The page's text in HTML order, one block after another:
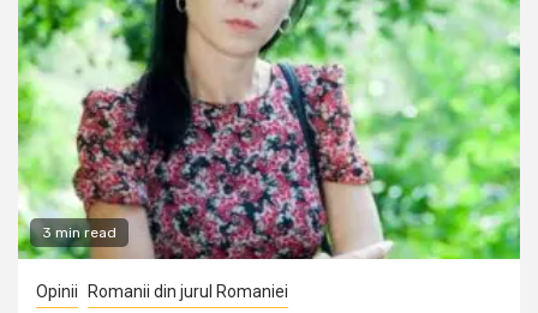
3 min read
Opinii Romanii din jurul Romaniei